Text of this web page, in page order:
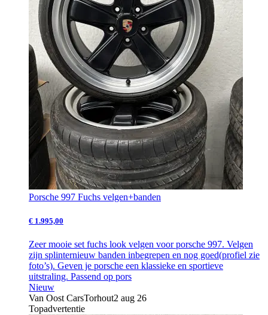
Porsche 997 Fuchs velgen+banden
€ 1.995,00
Zeer mooie set fuchs look velgen voor porsche 997. Velgen
zijn splinternieuw banden inbegrepen en nog goed(profiel zie
foto’s). Geven je porsche een klassieke en sportieve
uitstraling. Passend op pors
Nieuw
Van Oost CarsTorhout2 aug 26
Topadvertentie